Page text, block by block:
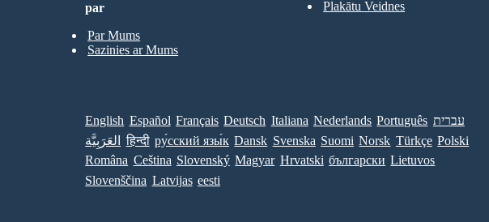
Plakātu Veidnes
par
Par Mums
Sazinies ar Mums
English Español Français Deutsch Italiana Nederlands Português עברית
العَرَبِيَّة
हिन्दी ру́сский язы́к Dansk Svenska Suomi Norsk Türkçe Polski
Româna Ceština Slovenský Magyar Hrvatski български Lietuvos
Slovenščina Latvijas eesti